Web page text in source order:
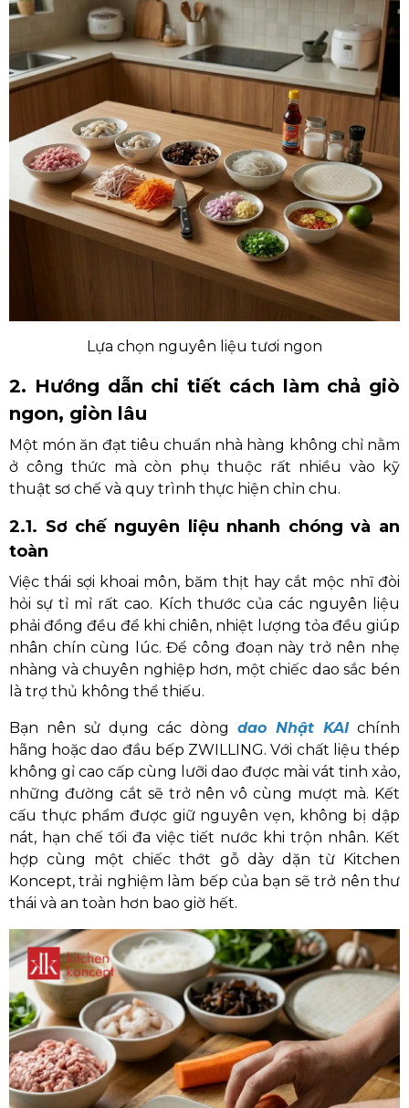
Lựa chọn nguyên liệu tươi ngon
2. Hướng dẫn chi tiết cách làm chả giò
ngon, giòn lâu
Một món ăn đạt tiêu chuẩn nhà hàng không chỉ nằm
ở công thức mà còn phụ thuộc rất nhiều vào kỹ
thuật sơ chế và quy trình thực hiện chỉn chu.
2.1. Sơ chế nguyên liệu nhanh chóng và an
toàn
Việc thái sợi khoai môn, băm thịt hay cắt mộc nhĩ đòi
hỏi sự tỉ mỉ rất cao. Kích thước của các nguyên liệu
phải đồng đều để khi chiên, nhiệt lượng tỏa đều giúp
nhân chín cùng lúc. Để công đoạn này trở nên nhẹ
nhàng và chuyên nghiệp hơn, một chiếc dao sắc bén
là trợ thủ không thể thiếu.
Bạn nên sử dụng các dòng dao Nhật KAI chính
hãng hoặc dao đầu bếp ZWILLING. Với chất liệu thép
không gỉ cao cấp cùng lưỡi dao được mài vát tinh xảo,
những đường cắt sẽ trở nên vô cùng mượt mà. Kết
cấu thực phẩm được giữ nguyên vẹn, không bị dập
nát, hạn chế tối đa việc tiết nước khi trộn nhân. Kết
hợp cùng một chiếc thớt gỗ dày dặn từ Kitchen
Koncept, trải nghiệm làm bếp của bạn sẽ trở nên thư
thái và an toàn hơn bao giờ hết.